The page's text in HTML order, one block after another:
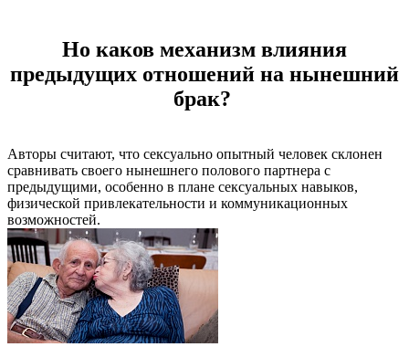
Но каков механизм влияния
предыдущих отношений на нынешний
брак?
Авторы считают, что сексуально опытный человек склонен
сравнивать своего нынешнего полового партнера с
предыдущими, особенно в плане сексуальных навыков,
физической привлекательности и коммуникационных
возможностей.